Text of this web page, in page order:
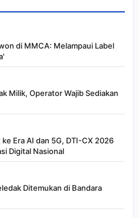
di MMCA: Melampaui Label
Milik, Operator Wajib Sediakan
Era AI dan 5G, DTI-CX 2026
Digital Nasional
Ditemukan di Bandara